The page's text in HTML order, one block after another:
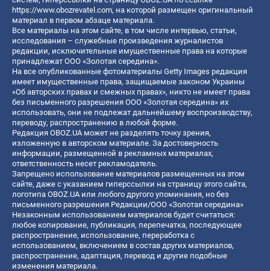
https://www.obozrevatel.com, на которой размещен оригинальный
материал в первом абзаце материала.
Все материалы на этом сайте, в том числе интервью, статьи,
исследования – служебные произведения журналистов
редакции, исключительные имущественные права на которые
принадлежат ООО «Золотая середина».
На все опубликованные фотоматериалы Getty Images редакция
имеет имущественные права, защищаемые законом Украины
«Об авторских правах и смежных правах», никто не имеет права
без письменного разрешения ООО «Золотая середина» их
использовать, они не подлежат дальнейшему воспроизводству,
переводу, распространению в любой форме.
Редакция OBOZ.UA может не разделять точку зрения,
изложенную в авторском материале. За достоверность
информации, размещенной в рекламных материалах,
ответственность несет рекламодатель.
Запрещено использование материалов размещенных на этом
сайте, даже с указанием гиперссылки на страницу этого сайта,
логотипа OBOZ.UA или любого другого упоминания, но без
письменного разрешения Редакции/ООО «Золотая середина»
Незаконным использованием материалов будет считаться:
любое копирование, публикация, перепечатка, последующее
распространение, использование, переработка с
использованием, включением в состав других материалов,
распространение, адаптация, перевод и другие подобные
изменения материала.